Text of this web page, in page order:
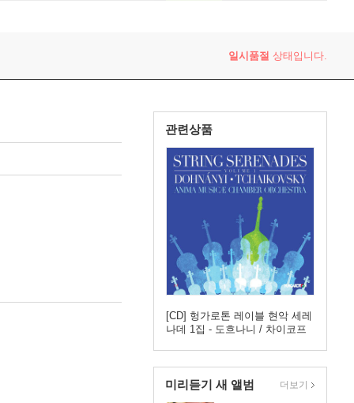
Orchestra)
일시품절 상태입니다.
관련상품
[CD] 헝가로톤 레이블 현악 세레
나데 1집 - 도흐나니 / 차이코프
Orchestra)
미리듣기 새 앨범 더보기